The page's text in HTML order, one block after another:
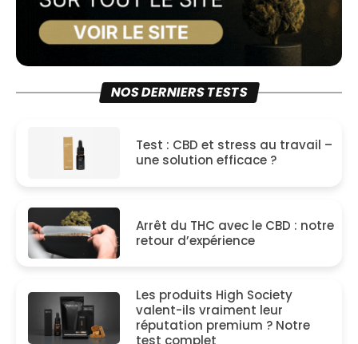
NOS DERNIERS TESTS
Test : CBD et stress au travail –
une solution efficace ?
Arrêt du THC avec le CBD : notre
retour d’expérience
Les produits High Society
valent-ils vraiment leur
réputation premium ? Notre
test complet